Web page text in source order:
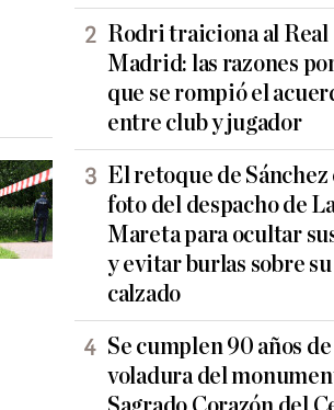
Rodri traiciona al Real
Madrid: las razones
que se rompió el
entre club y jugador
El retoque de Sánchez
foto del despacho de
Mareta para ocultar
y evitar burlas sobre su
calzado
Se cumplen 90 años
voladura del